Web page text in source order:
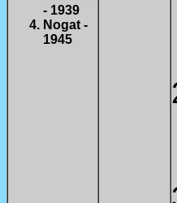
- 1939
Nogat -
1945